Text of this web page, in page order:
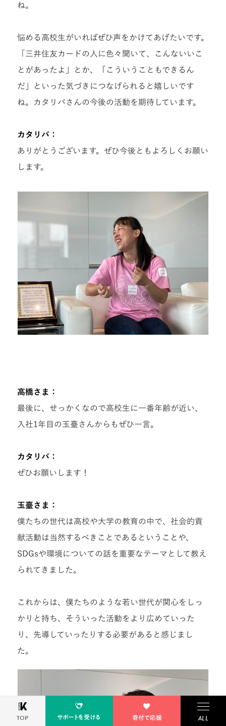
ね。
悩める高校生がいればぜひ声をかけてあげたいです。
「三井住友カードの人に色々聞いて、こんないいこ
とがあったよ」とか、「こういうこともできるん
だ」といった気づきにつなげられると嬉しいです
ね。
カタリバさんの今後の活動を期待しています。
カタリバ：
ありがとうございます。 ぜひ今後ともよろしくお願い
します。
高橋さま：
最後に、せっかくなので高校生に一番年齢が近い、
入社1年目の玉臺さんからもぜひ一言。
カタリバ：
ぜひお願いします！
玉臺さま：
僕たちの世代は高校や大学の教育の中で、社会的貢
献活動は当然するべきことであるということや、
SDGsや環境についての話を重要なテーマとして教え
られてきました。
これからは、僕たちのような若い世代が関心をしっ
かりと持ち、そういった活動をより広めていった
り、先導していったりする必要があると感じまし
た。
TOP サポートを受ける 寄付で応援